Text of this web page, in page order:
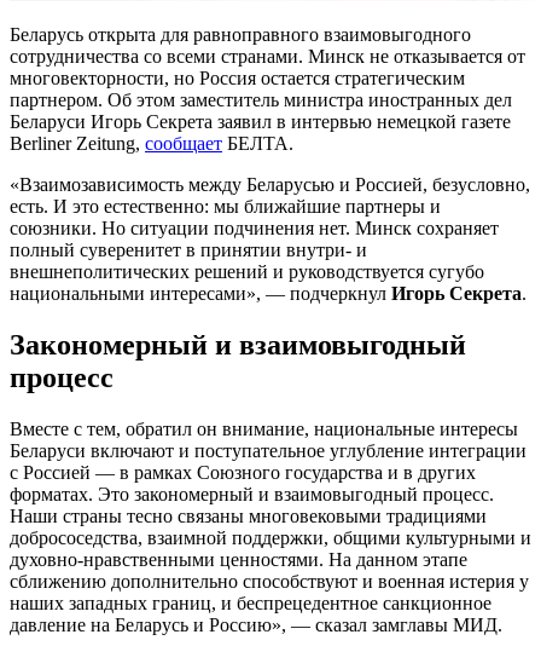
Беларусь открыта для равноправного взаимовыгодного
сотрудничества со всеми странами. Минск не отказывается от
многовекторности, но Россия остается стратегическим
партнером. Об этом заместитель министра иностранных дел
Беларуси Игорь Секрета заявил в интервью немецкой газете
Berliner Zeitung, сообщает БЕЛТА.
«Взаимозависимость между Беларусью и Россией, безусловно,
есть. И это естественно: мы ближайшие партнеры и
союзники. Но ситуации подчинения нет. Минск сохраняет
полный суверенитет в принятии внутри- и
внешнеполитических решений и руководствуется сугубо
национальными интересами», — подчеркнул Игорь Секрета.
Закономерный и взаимовыгодный
процесс
Вместе с тем, обратил он внимание, национальные интересы
Беларуси включают и поступательное углубление интеграции
с Россией — в рамках Союзного государства и в других
форматах. Это закономерный и взаимовыгодный процесс.
Наши страны тесно связаны многовековыми традициями
добрососедства, взаимной поддержки, общими культурными и
духовно-нравственными ценностями. На данном этапе
сближению дополнительно способствуют и военная истерия у
наших западных границ, и беспрецедентное санкционное
давление на Беларусь и Россию», — сказал замглавы МИД.